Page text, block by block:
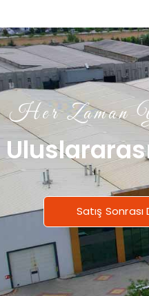
Her Zaman
Satış